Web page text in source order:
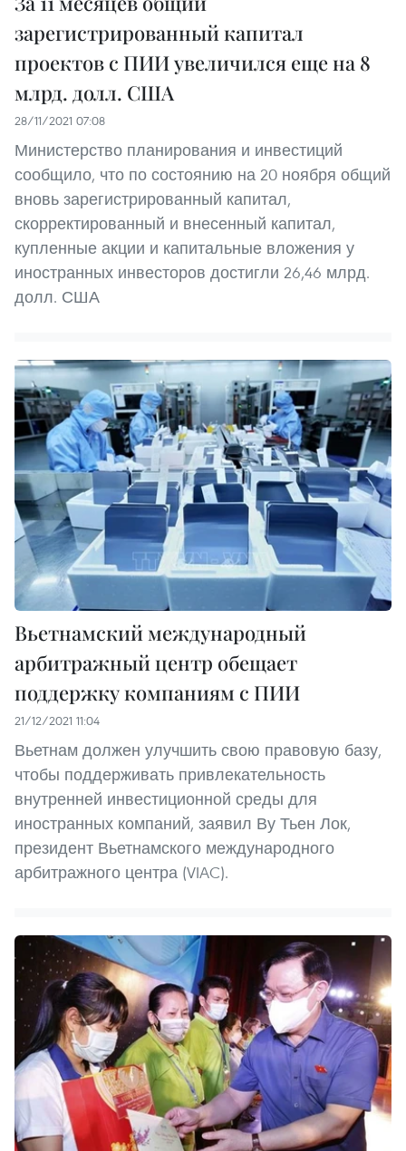
зарегистрированный капитал
проектов с ПИИ увеличился еще на 8
млрд. долл. США
28/11/2021 07:08
Министерство планирования и инвестиций
сообщило, что по состоянию на 20 ноября общий
вновь зарегистрированный капитал,
скорректированный и внесенный капитал,
купленные акции и капитальные вложения у
иностранных инвесторов достигли 26,46 млрд.
долл. США
Вьетнамский международный
арбитражный центр обещает
поддержку компаниям с ПИИ
21/12/2021 11:04
Вьетнам должен улучшить свою правовую базу,
чтобы поддерживать привлекательность
внутренней инвестиционной среды для
иностранных компаний, заявил Ву Тьен Лок,
президент Вьетнамского международного
арбитражного центра (VIAC).